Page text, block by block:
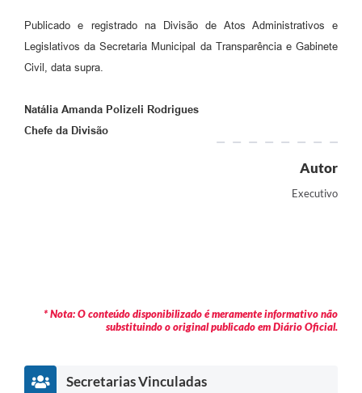
Publicado e registrado na Divisão de Atos Administrativos e
Legislativos da Secretaria Municipal da Transparência e Gabinete
Civil, data supra.
Natália Amanda Polizeli Rodrigues
Chefe da Divisão
Autor
Executivo
* Nota: O conteúdo disponibilizado é meramente informativo não
substituindo o original publicado em Diário Oficial.
Secretarias Vinculadas